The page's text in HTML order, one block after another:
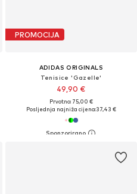
PROMOCIJA
ADIDAS ORIGINALS
Tenisice 'Gazelle'
49,90 €
Prvotno: 75,00 €
Posljednja najniža cijena:37,43 €